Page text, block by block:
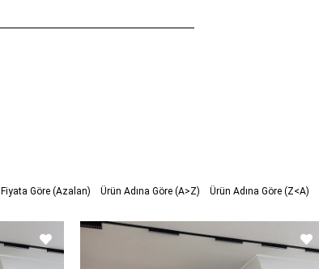
Fiyata Göre (Azalan) Ürün Adına Göre (A>Z) Ürün Adına Göre (Z<A)